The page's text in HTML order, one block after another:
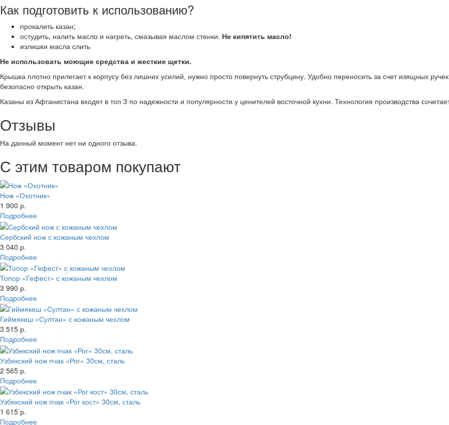
Как подготовить к использованию?
прокалить казан;
остудить, налить масло и нагреть, смазывая маслом стенки. Не кипятить масло!
излишки масла слить
Не использовать моющие средства и жесткие щетки.
Крышка плотно прилегает к корпусу без лишних усилий, нужно просто повернуть струбцину. Удобно переносить за счет изящных
безопасно открыть казан.
Казаны из Афганистана входят в топ 3 по надежности и популярности у ценителей восточной кухни. Технология производства
Отзывы
На данный момент нет ни одного отзыва.
С этим товаром покупают
Нож «Охотник»
1 900 р.
Подробнее
Сербский нож с кожаным чехлом
3 040 р.
Подробнее
Топор «Гефест» с кожаным чехлом
3 990 р.
Подробнее
Гиймякеш «Султан» с кожаным чехлом
3 515 р.
Подробнее
Узбекский нож пчак «Рог» 30см, сталь
2 565 р.
Подробнее
Узбекский нож пчак «Рог кост» 30см, сталь
1 615 р.
Подробнее